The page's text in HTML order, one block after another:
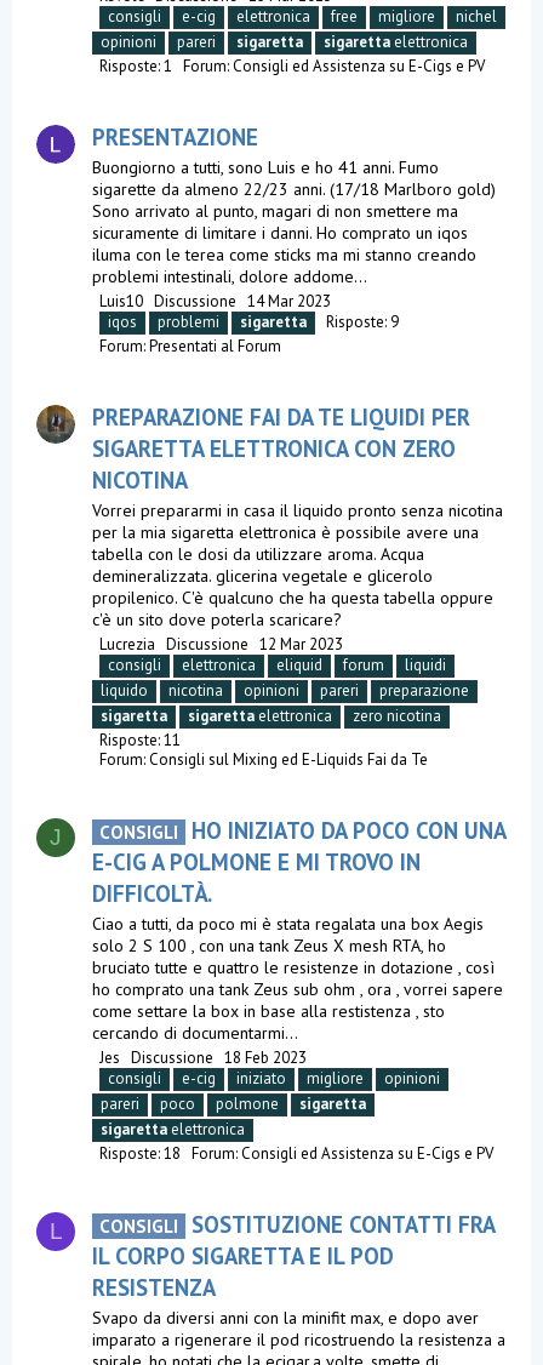
consigli
e-cig elettronica free migliore
nichel
opinioni
pareri sigaretta sigaretta elettronica
Risposte: 1 Forum:Consigli ed Assistenza su E-Cigs e PV
PRESENTAZIONE
Buongiorno a tutti, sono Luis e ho 41 anni. Fumo
sigarette da almeno 22/23 anni. (17/18 Marlboro gold)
Sono arrivato al punto, magari di non smettere ma
sicuramente di limitare i danni. Ho comprato un iqos
iluma con le terea come sticks ma mi stanno creando
problemi intestinali, dolore addome...
Luis10 Discussione 14 Mar 2023
iqos
problemi sigaretta
Risposte: 9
Forum:Presentati al Forum
PREPARAZIONE FAI DA TE LIQUIDI PER
SIGARETTA ELETTRONICA CON ZERO
NICOTINA
Vorrei prepararmi in casa il liquido pronto senza nicotina
per la mia sigaretta elettronica è possibile avere una
tabella con le dosi da utilizzare aroma. Acqua
demineralizzata. glicerina vegetale e glicerolo
propilenico. C'è qualcuno che ha questa tabella oppure
c'è un sito dove poterla scaricare?
Lucrezia Discussione 12 Mar 2023
consigli
elettronica eliquid forum
liquidi
liquido
nicotina opinioni pareri
preparazione
sigaretta
sigaretta elettronica
zero nicotina
Risposte: 11
Forum:Consigli sul Mixing ed E-Liquids Fai da Te
J CONSIGLI
HO INIZIATO DA POCO CON UNA
E-CIG A POLMONE E MI TROVO IN
DIFFICOLTÀ.
Ciao a tutti, da poco mi è stata regalata una box Aegis
solo 2 S 100 , con una tank Zeus X mesh RTA, ho
bruciato tutte e quattro le resistenze in dotazione , così
ho comprato una tank Zeus sub ohm , ora , vorrei sapere
come settare la box in base alla restistenza , sto
cercando di documentarmi...
Jes Discussione 18 Feb 2023
consigli
e-cig iniziato migliore
opinioni
pareri
poco polmone
sigaretta
sigaretta elettronica
Risposte: 18 Forum:Consigli ed Assistenza su E-Cigs e PV
L CONSIGLI
SOSTITUZIONE CONTATTI FRA
IL CORPO SIGARETTA E IL POD
RESISTENZA
Svapo da diversi anni con la minifit max, e dopo aver
imparato a rigenerare il pod ricostruendo la resistenza a